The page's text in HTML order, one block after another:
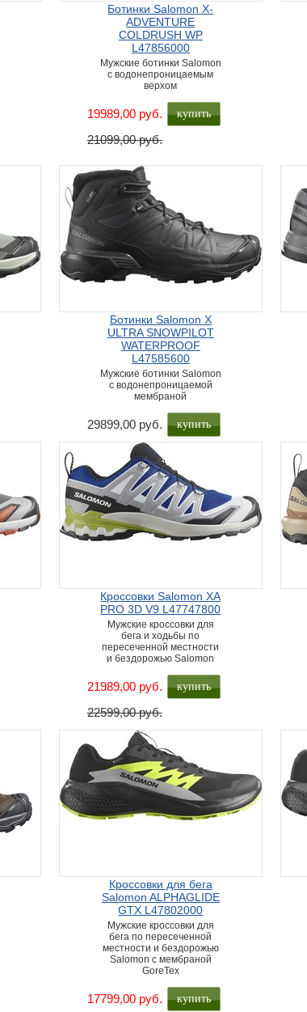
Ботинки Salomon X-
ADVENTURE
COLDRUSH WP
L47856000
Мужские ботинки Salomon
с водонепроницаемым
верхом
19989,00 руб.
21099,00 руб.
купить
Ботинки Salomon X
ULTRA SNOWPILOT
WATERPROOF
L47585600
Мужские ботинки Salomon
с водонепроницаемой
мембраной
29899,00 руб. купить
Кроссовки Salomon XA
PRO 3D V9 L47747800
Мужские кроссовки для
бега и ходьбы по
пересеченной местности
и бездорожью Salomon
21989,00 руб.
22599,00 руб.
купить
Кроссовки для бега
Salomon ALPHAGLIDE
GTX L47802000
Мужские кроссовки для
бега по пересеченной
местности и бездорожью
Salomon с мембраной
GoreTex
17799,00 руб.
купить